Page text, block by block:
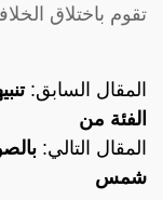
تقوم باختلاق
المقال السابق:
الفئة من
المقال التالي:
شمس